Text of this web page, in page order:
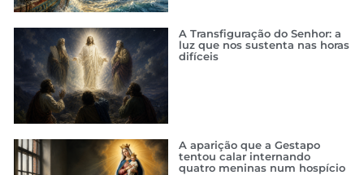
A Transfiguração do Senhor: a
luz que nos sustenta nas horas
difíceis
A aparição que a Gestapo
tentou calar internando
quatro meninas num hospício